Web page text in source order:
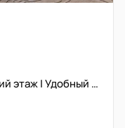
Настоящая перепродажа | Высокий этаж | Удобный доступ